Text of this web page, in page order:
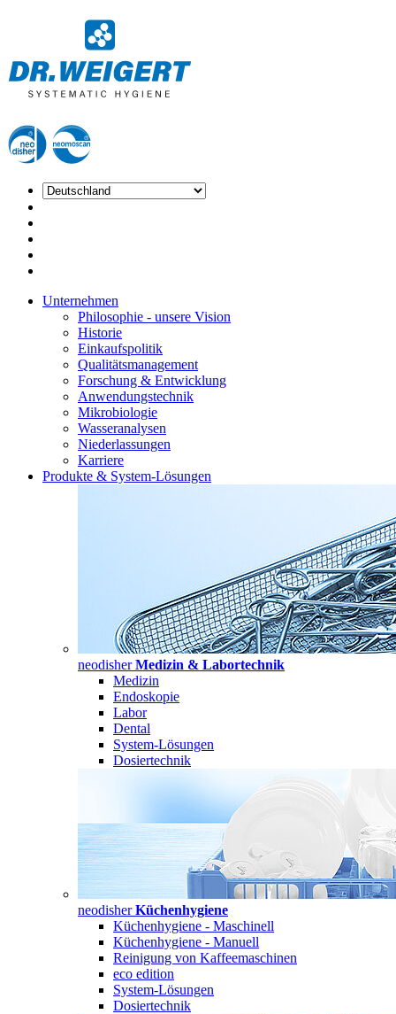
Unternehmen
Philosophie - unsere Vision
Historie
Einkaufspolitik
Qualitätsmanagement
Forschung & Entwicklung
Anwendungstechnik
Mikrobiologie
Wasseranalysen
Niederlassungen
Karriere
Produkte & System-Lösungen
neodisherMedizin & Labortechnik
Medizin
Endoskopie
Labor
Dental
System-Lösungen
Dosiertechnik
neodisherKüchenhygiene
Küchenhygiene - Maschinell
Küchenhygiene - Manuell
Reinigung von Kaffeemaschinen
eco edition
System-Lösungen
Dosiertechnik